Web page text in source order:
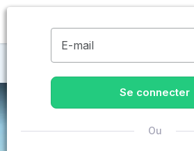
Maisons de retraite à Grenoble
E-mail
Se connecter
Ou